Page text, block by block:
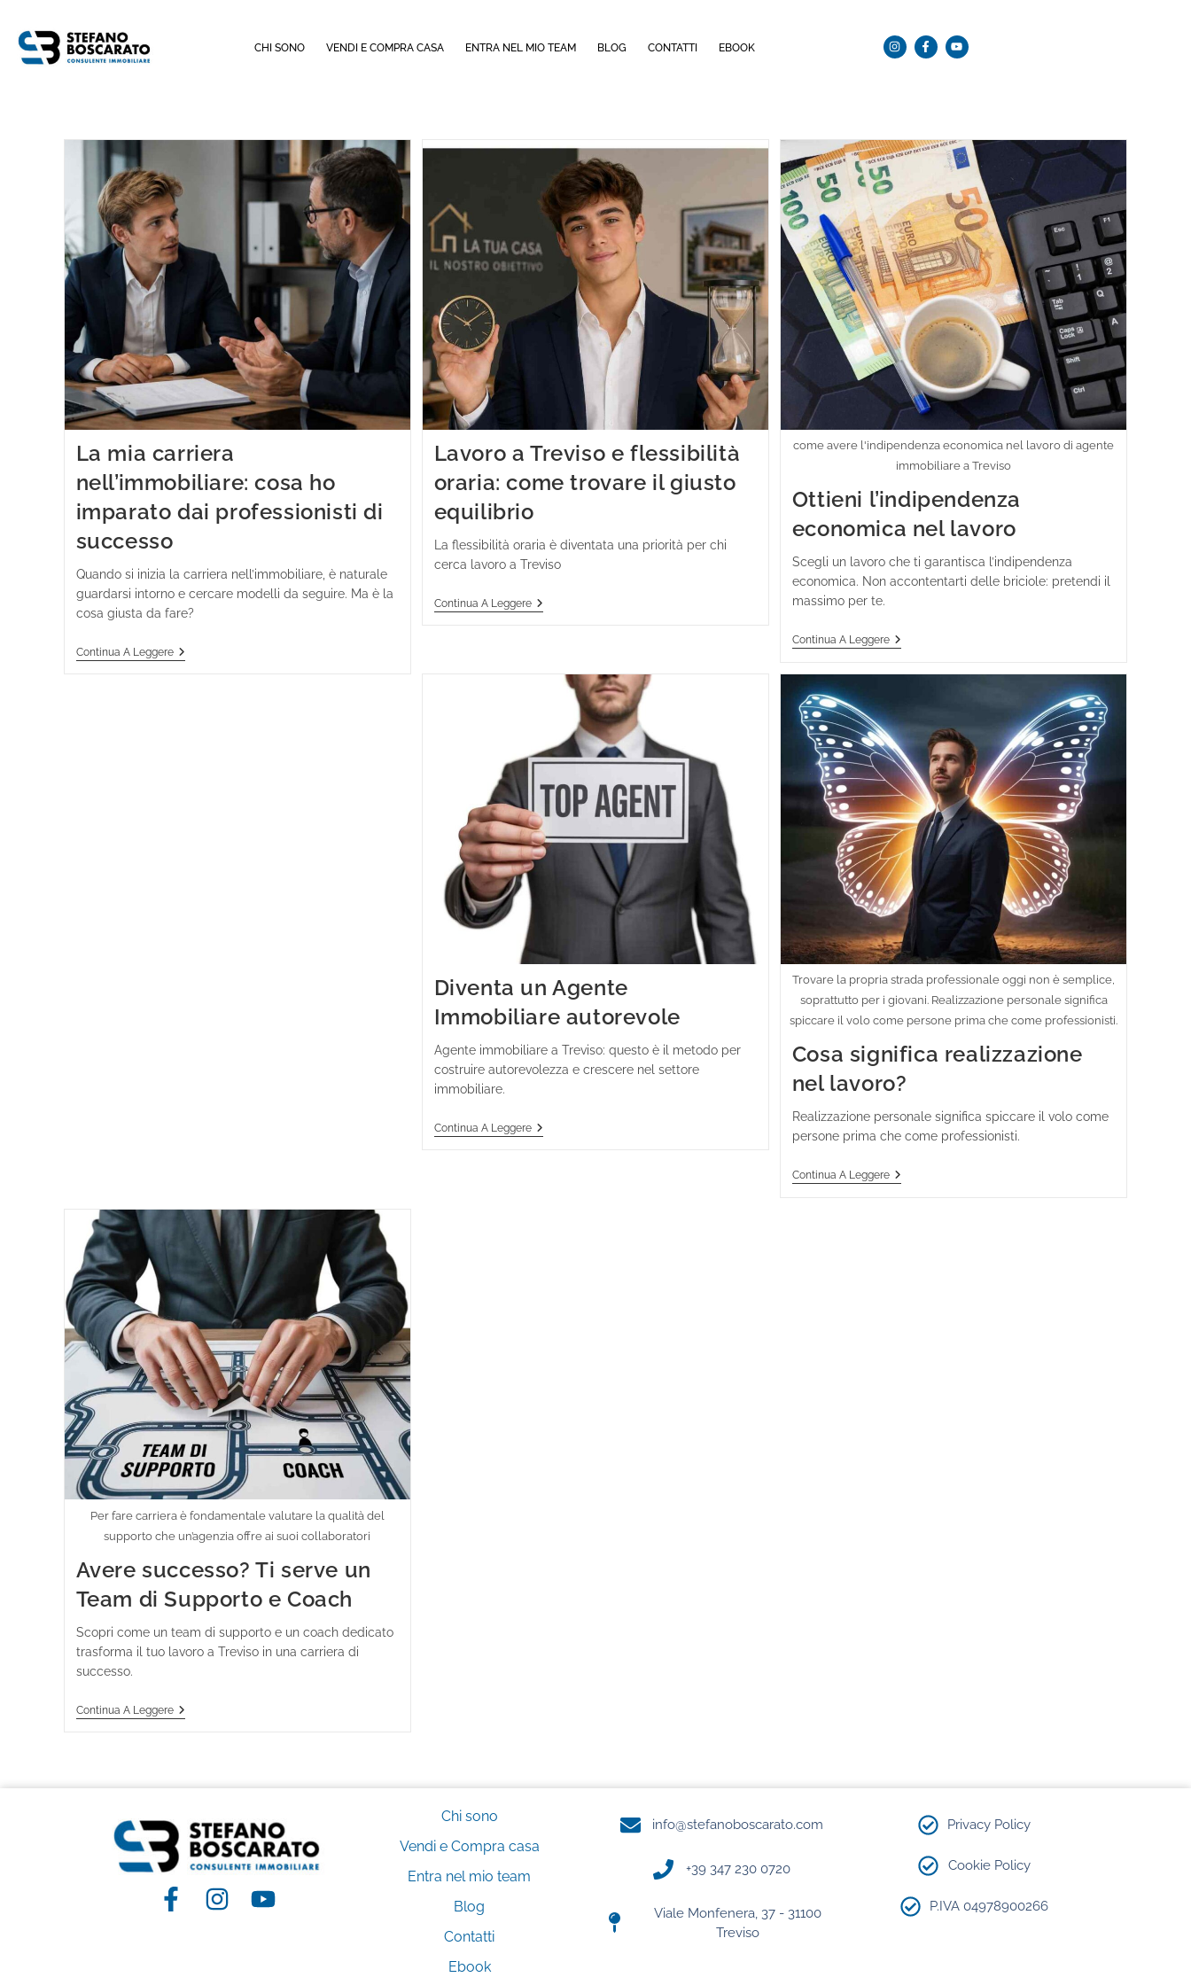
CHI SONO VENDI E COMPRA CASA ENTRA NEL MIO TEAM BLOG CONTATTI EBOOK
La mia carriera
nell’immobiliare: cosa ho
imparato dai professionisti di
successo
Quando si inizia la carriera nell’immobiliare, è naturale
guardarsi intorno e cercare modelli da seguire. Ma è la
cosa giusta da fare?
Continua A Leggere
Lavoro a Treviso e flessibilità
oraria: come trovare il giusto
equilibrio
La flessibilità oraria è diventata una priorità per chi
cerca lavoro a Treviso
Continua A Leggere
come avere l'indipendenza economica nel lavoro di agente
immobiliare a Treviso
Ottieni l’indipendenza
economica nel lavoro
Scegli un lavoro che ti garantisca l’indipendenza
economica. Non accontentarti delle briciole: pretendi il
massimo per te.
Continua A Leggere
Diventa un Agente
Immobiliare autorevole
Agente immobiliare a Treviso: questo è il metodo per
costruire autorevolezza e crescere nel settore
immobiliare.
Continua A Leggere
Trovare la propria strada professionale oggi non è semplice,
soprattutto per i giovani. Realizzazione personale significa
spiccare il volo come persone prima che come professionisti.
Cosa significa realizzazione
nel lavoro?
Realizzazione personale significa spiccare il volo come
persone prima che come professionisti.
Continua A Leggere
Per fare carriera è fondamentale valutare la qualità del
supporto che un’agenzia offre ai suoi collaboratori
Avere successo? Ti serve un
Team di Supporto e Coach
Scopri come un team di supporto e un coach dedicato
trasforma il tuo lavoro a Treviso in una carriera di
successo.
Continua A Leggere
Chi sono
Vendi e Compra casa
Entra nel mio team
Blog
Contatti
Ebook
info@stefanoboscarato.com​
+39 347 230 0720
Viale Monfenera, 37 - 31100
Treviso
Privacy Policy
Cookie Policy
P.IVA 04978900266